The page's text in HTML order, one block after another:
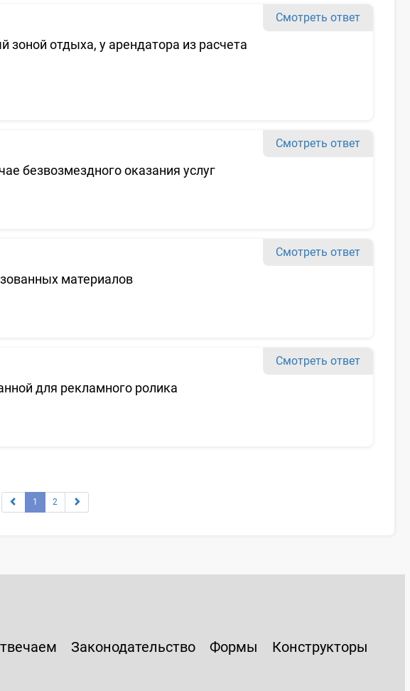
отдыха, у арендатора из расчета
Смотреть ответ
безвозмездного оказания услуг
Смотреть ответ
материалов
Смотреть ответ
для рекламного ролика
Смотреть ответ
1 2
Законодательство Формы
Конструкторы